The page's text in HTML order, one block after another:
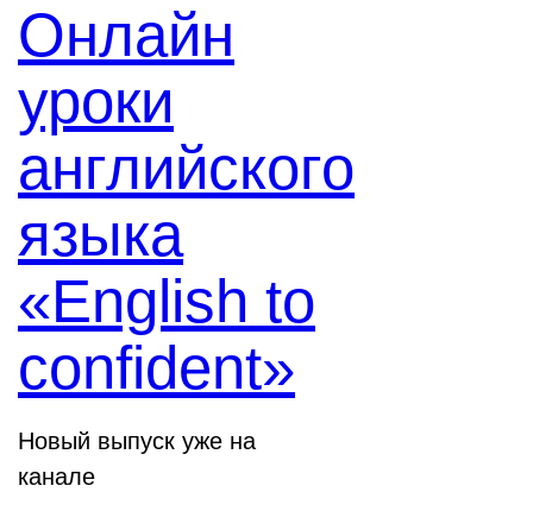
Онлайн
уроки
английского
языка
«English to
confident»
Новый выпуск уже на
канале